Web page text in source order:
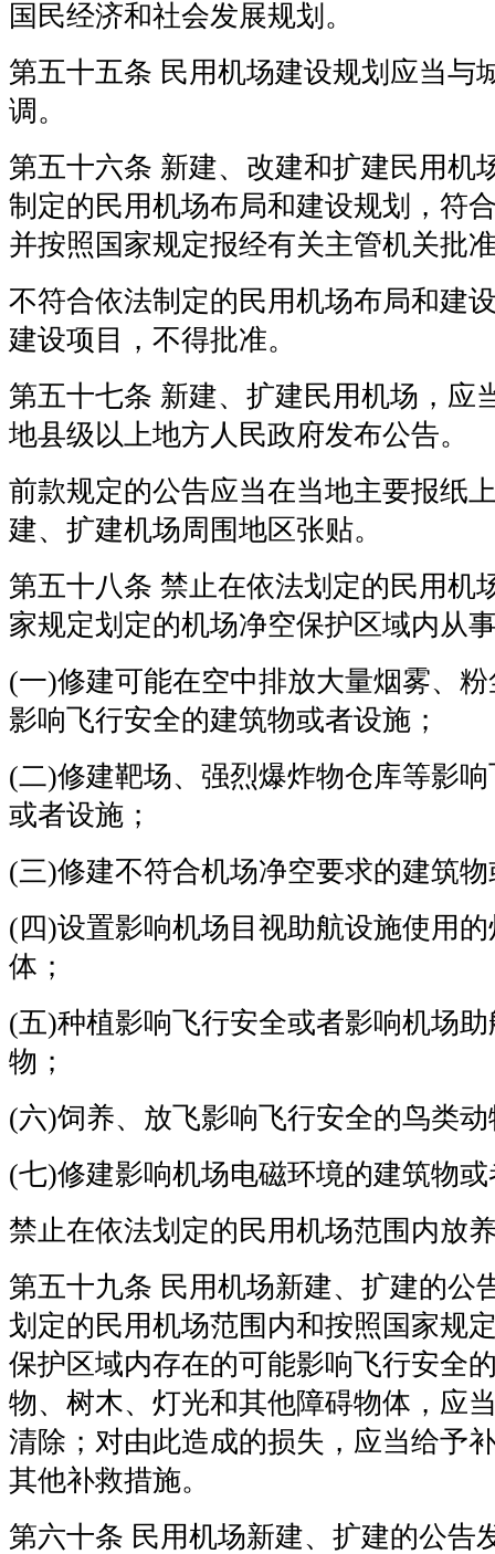
国民经济和社会发展规划。
第五十五条 民用机场建设规划应当与
调。
第五十六条 新建、改建和扩建民用机
制定的民用机场布局和建设规划，符
并按照国家规定报经有关主管机关批
不符合依法制定的民用机场布局和建
建设项目，不得批准。
第五十七条 新建、扩建民用机场，应
地县级以上地方人民政府发布公告。
前款规定的公告应当在当地主要报纸
建、扩建机场周围地区张贴。
第五十八条 禁止在依法划定的民用机
家规定划定的机场净空保护区域内从
(一)修建可能在空中排放大量烟雾、
影响飞行安全的建筑物或者设施；
(二)修建靶场、强烈爆炸物仓库等影
或者设施；
(三)修建不符合机场净空要求的建筑
(四)设置影响机场目视助航设施使用
体；
(五)种植影响飞行安全或者影响机场
物；
(六)饲养、放飞影响飞行安全的鸟类
(七)修建影响机场电磁环境的建筑物
禁止在依法划定的民用机场范围内放
第五十九条 民用机场新建、扩建的公
划定的民用机场范围内和按照国家规
保护区域内存在的可能影响飞行安全
物、树木、灯光和其他障碍物体，应
清除；对由此造成的损失，应当给予
其他补救措施。
第六十条 民用机场新建、扩建的公告